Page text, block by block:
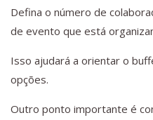
Defina o número de
de evento que está
Isso ajudará a orientar o
opções.
Outro ponto importante é